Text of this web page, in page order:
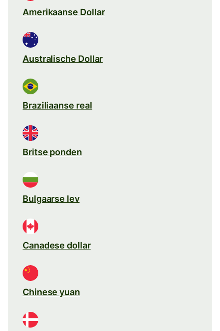
Amerikaanse Dollar
Australische Dollar
Braziliaanse real
Britse ponden
Bulgaarse lev
Canadese dollar
Chinese yuan